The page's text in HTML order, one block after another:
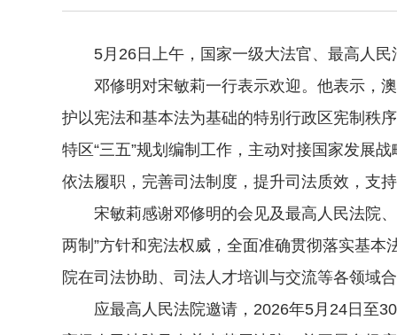
5月26日上午，国家一级大法官、最高人民
邓修明对宋敏莉一行表示欢迎。他表示，澳
护以宪法和基本法为基础的特别行政区宪制秩
特区“三五”规划编制工作，主动对接国家发展
依法履职，完善司法制度，提升司法质效，支
宋敏莉感谢邓修明的会见及最高人民法院、
两制”方针和宪法权威，全面准确贯彻落实基
院在司法协助、司法人才培训与交流等各领域
应最高人民法院邀请，2026年5月24日至30